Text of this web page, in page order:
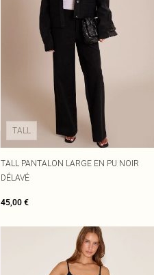
TALL
TALL PANTALON LARGE EN PU NOIR
DÉLAVÉ
45,00 €